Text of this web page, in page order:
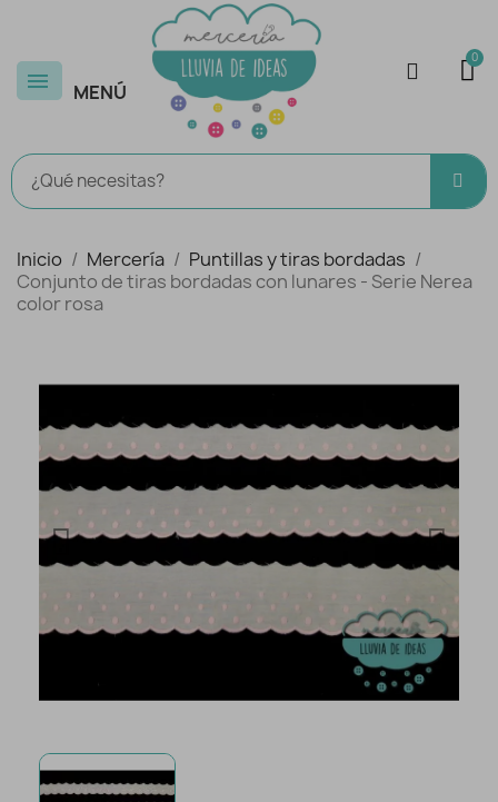
MENÚ
Inicio Mercería
Puntillas y tiras bordadas
Conjunto de tiras bordadas con lunares - Serie Nerea
color rosa